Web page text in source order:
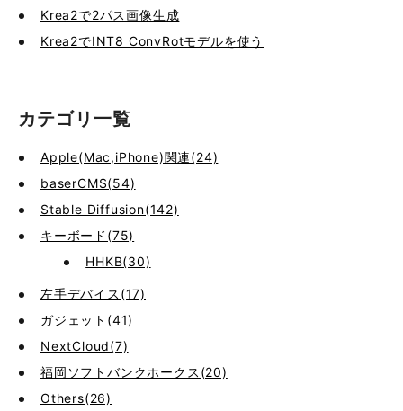
Krea2で2パス画像生成
Krea2でINT8 ConvRotモデルを使う
カテゴリ一覧
Apple(Mac,iPhone)関連(24)
baserCMS(54)
Stable Diffusion(142)
キーボード(75)
HHKB(30)
左手デバイス(17)
ガジェット(41)
NextCloud(7)
福岡ソフトバンクホークス(20)
Others(26)